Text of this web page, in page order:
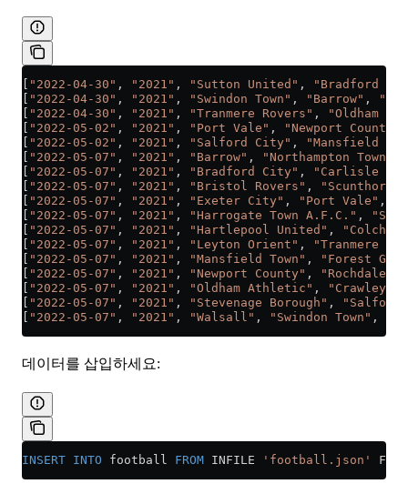
"2022-04-30" , "2021" , "Sutton United" ,
"Bradford
"2022-04-30" , "2021" , "Swindon Town" , "Barrow" , "2"
"2022-04-30" , "2021" , "Tranmere Rovers" ,
"Oldham
"2022-05-02" , "2021" , "Port Vale" , "Newport County"
"2022-05-02" , "2021" , "Salford City" ,
"Mansfield
"2022-05-07" , "2021" , "Barrow" , "Northampton Town"
"2022-05-07" , "2021" , "Bradford City" ,
"Carlisle
"2022-05-07" , "2021" , "Bristol Rovers" ,
"2022-05-07" , "2021" , "Exeter City" , "Port Vale" ,
"2022-05-07" , "2021" , "Harrogate Town A.F.C." ,
"2022-05-07" , "2021" , "Hartlepool United" ,
"2022-05-07" , "2021" , "Leyton Orient" ,
"Tranmere
"2022-05-07" , "2021" , "Mansfield Town" ,
"Forest
"2022-05-07" , "2021" , "Newport County" , "Rochdale"
"2022-05-07" , "2021" , "Oldham Athletic" ,
"Crawley
"2022-05-07" , "2021" , "Stevenage Borough" ,
"Salford
"2022-05-07" , "2021" , "Walsall" , "Swindon Town" ,
데이터를 삽입하세요:
INSERT INTO football FROM INFILE 'football.json'